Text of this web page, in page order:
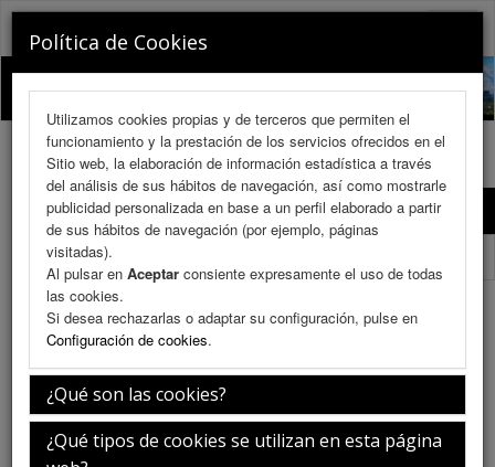
Política de Cookies
Utilizamos cookies propias y de terceros que permiten el
funcionamiento y la prestación de los servicios ofrecidos en el
Sitio web, la elaboración de información estadística a través
del análisis de sus hábitos de navegación, así como mostrarle
publicidad personalizada en base a un perfil elaborado a partir
de sus hábitos de navegación (por ejemplo, páginas
visitadas).
Al pulsar en Aceptar consiente expresamente el uso de todas
las cookies.
Si desea rechazarlas o adaptar su configuración, pulse en
Configuración de cookies.
¿Qué son las cookies?
¿Qué tipos de cookies se utilizan en esta página
RINOCHILE 2026
Programa Científico
Programa Científico (PDF)
Receso
Sábado 11 de julio